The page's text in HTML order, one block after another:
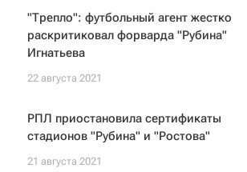
"Трепло": футбольный агент жестко
раскритиковал форварда "Рубина"
Игнатьева
22 августа 2021
РПЛ приостановила сертификаты
стадионов "Рубина" и "Ростова"
21 августа 2021